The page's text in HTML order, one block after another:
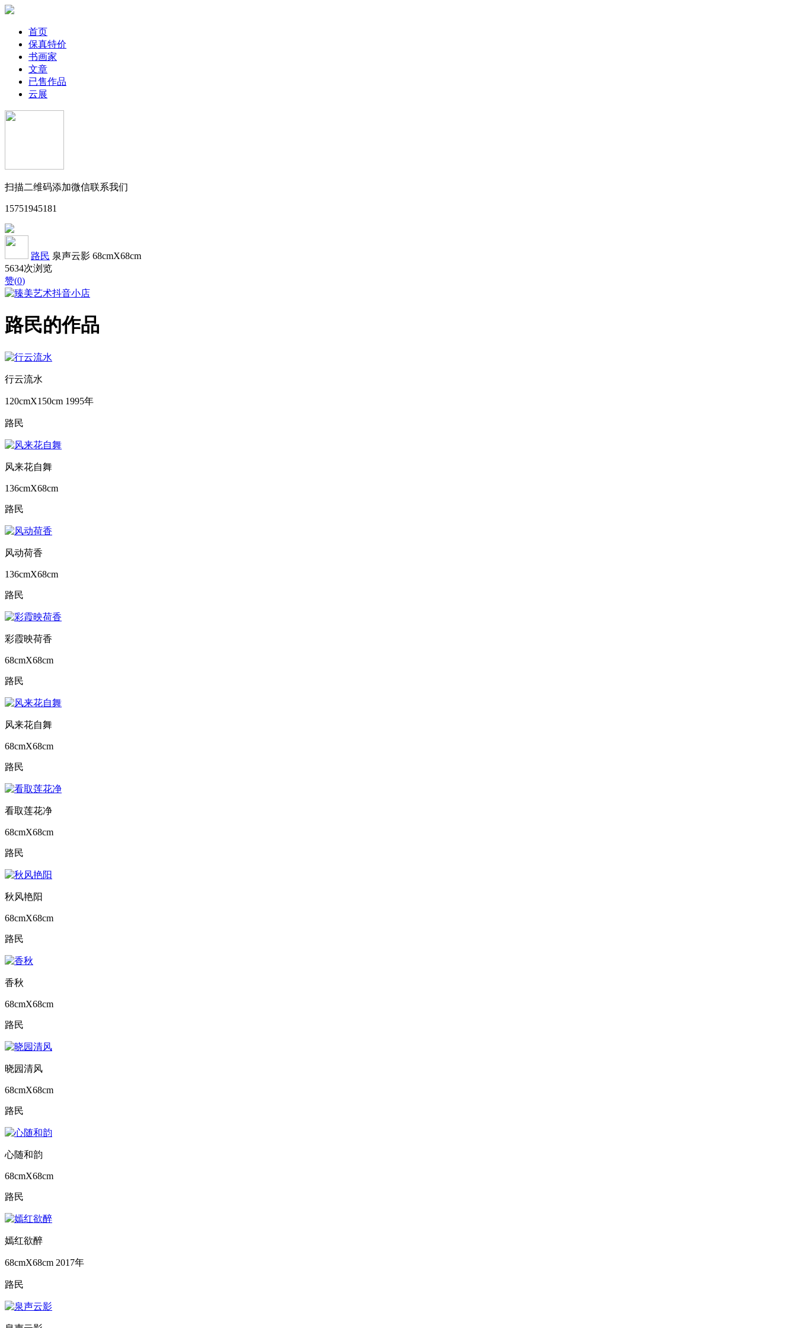
首页
保真特价
书画家
文章
已售作品
云展
扫描二维码添加微信联系我们
15751945181
路民 泉声云影 68cmX68cm
5634次浏览
赞(0)
路民的作品
行云流水
120cmX150cm 1995年
路民
风来花自舞
136cmX68cm
路民
风动荷香
136cmX68cm
路民
彩霞映荷香
68cmX68cm
路民
风来花自舞
68cmX68cm
路民
看取莲花净
68cmX68cm
路民
秋风艳阳
68cmX68cm
路民
香秋
68cmX68cm
路民
晓园清风
68cmX68cm
路民
心随和韵
68cmX68cm
路民
嫣红欲醉
68cmX68cm 2017年
路民